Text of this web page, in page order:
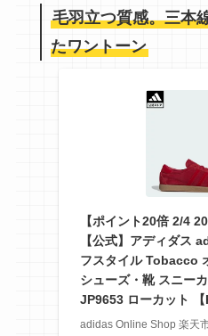
毛羽立つ質感。三本
たワントーン
【ポイント20倍 2/4
【公式】アディダス
フスタイル Tobacco
シューズ・靴 スニー
JP9653 ローカット 【
adidas Online Shop 楽天